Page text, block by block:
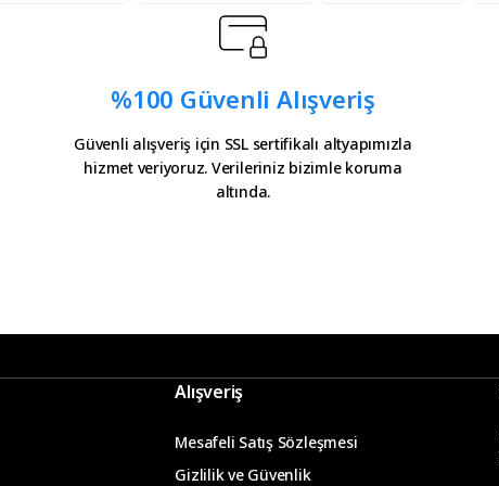
olatak bilgilendirme
tesekkurler kampa
%100 Güvenli Alışveriş
Güvenli alışveriş için SSL sertifikalı altyapımızla
hizmet veriyoruz. Verileriniz bizimle koruma
altında.
Alışveriş
Mesafeli Satış Sözleşmesi
Gizlilik ve Güvenlik